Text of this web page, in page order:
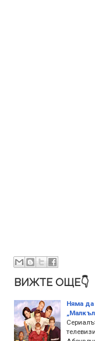
ВИЖТЕ ОЩЕ👇
Няма да